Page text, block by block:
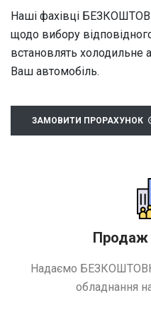
Наші фахівці
щодо вибору
встановлять холодильне
Ваш автомобіль.
ЗАМОВИТИ ПРОРАХУНОК
Надаємо
обладнання